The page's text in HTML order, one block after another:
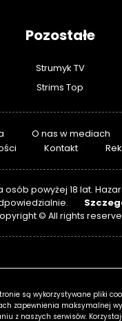
Pozostałe
Strumyk TV
Strims Top
O nas w mediach
Kontakt
osób powyżej 18 lat.
© All rights
są wykorzystywane pliki
zapewnienia maksymalnej
z naszych serwisów.